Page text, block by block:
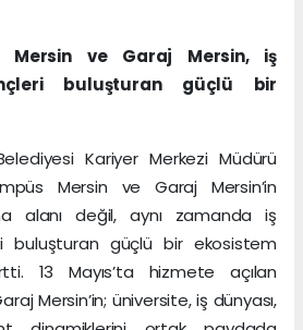
Mersin ve Garaj Mersin, iş
buluşturan güçlü bir
Kariyer Merkezi Müdürü
Mersin ve Garaj Mersin’in
alanı değil, aynı zamanda iş
buluşturan güçlü bir ekosistem
13 Mayıs’ta hizmete açılan
Mersin’in; üniversite, iş dünyası,